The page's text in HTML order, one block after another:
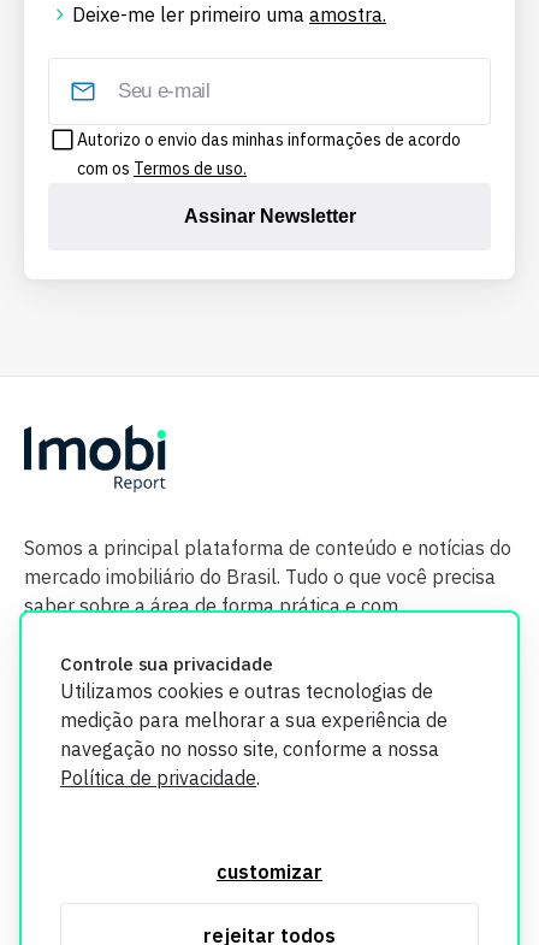
Controle sua privacidade
Utilizamos cookies e outras tecnologias de
medição para melhorar a sua experiência de
navegação no nosso site, conforme a nossa
Política de privacidade.
customizar
rejeitar todos
Deixe-me ler primeiro uma amostra.
Autorizo o envio das minhas informações de acordo
com os Termos de uso.
Assinar Newsletter
Somos a principal plataforma de conteúdo e notícias do
mercado imobiliário do Brasil. Tudo o que você precisa
saber sobre a área de forma prática e com
segurança. Todos os dados coletados em nosso site são
utilizados exclusivamente para fins de aprimoramento de
informações, consulte nossa Política de Privacidade.